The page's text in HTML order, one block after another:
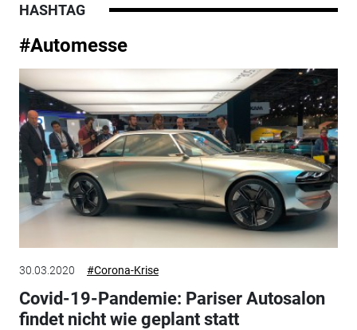
HASHTAG
#Automesse
30.03.2020 #Corona-Krise
Covid-19-Pandemie: Pariser Autosalon
findet nicht wie geplant statt